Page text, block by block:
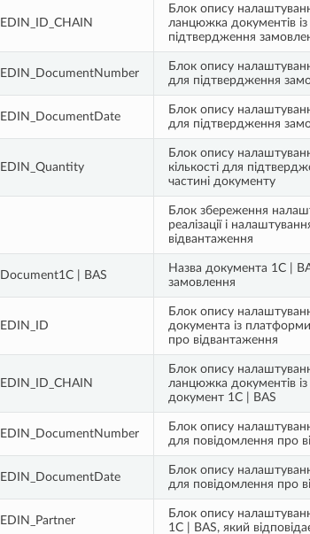
EDIN_ID_CHAIN
Блок опису
ланцюжка документів
підтвердження
EDIN_DocumentNumber
Блок опису
для підтвердження
EDIN_DocumentDate
Блок опису
для підтвердження
EDIN_Quantity
Блок опису
кількості для
частині документу
Блок збереження
реалізації і
відвантаження
Document1С | BAS
Назва документа 1С |
замовлення
EDIN_ID
Блок опису
документа із
про відвантаження
EDIN_ID_CHAIN
Блок опису
ланцюжка документів
документ 1С | BAS
EDIN_DocumentNumber
Блок опису
для повідомлення про
EDIN_DocumentDate
Блок опису
для повідомлення про
EDIN_Partner
Блок опису
1С | BAS, який